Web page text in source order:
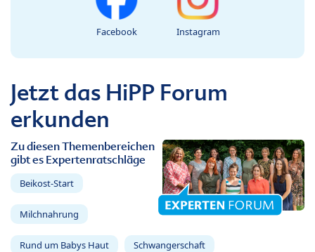
Facebook Instagram
Jetzt das HiPP Forum
erkunden
Zu diesen Themenbereichen
gibt es Expertenratschläge
Beikost-Start
Milchnahrung
Rund um Babys Haut Schwangerschaft